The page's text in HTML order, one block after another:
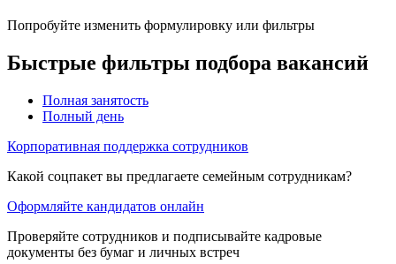
Попробуйте изменить формулировку или фильтры
Быстрые фильтры подбора вакансий
Полная занятость
Полный день
Корпоративная поддержка сотрудников
Какой соцпакет вы предлагаете семейным сотрудникам?
Оформляйте кандидатов онлайн
Проверяйте сотрудников и подписывайте кадровые
документы без бумаг и личных встреч